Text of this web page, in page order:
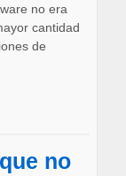
no era
cantidad
de
no